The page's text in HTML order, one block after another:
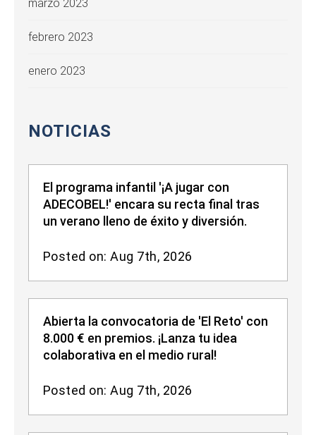
marzo 2023
febrero 2023
enero 2023
NOTICIAS
El programa infantil '¡A jugar con
ADECOBEL!' encara su recta final tras
un verano lleno de éxito y diversión.
Posted on: Aug 7th, 2026
Abierta la convocatoria de 'El Reto' con
8.000 € en premios. ¡Lanza tu idea
colaborativa en el medio rural!
Posted on: Aug 7th, 2026